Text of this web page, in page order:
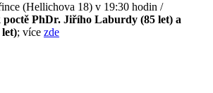
(Hellichova 18) v 19:30 hodin /
poctě PhDr. Jiřího Laburdy (85 let) a
; více zde